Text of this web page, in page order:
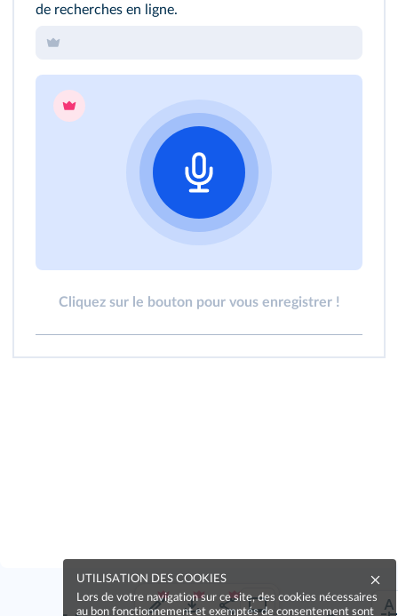
de recherches en ligne.
Cliquez sur le bouton pour vous enregistrer !
UTILISATION DES COOKIES
Lors de votre navigation sur ce site, des cookies nécessaires
au bon fonctionnement et exemptés de consentement sont